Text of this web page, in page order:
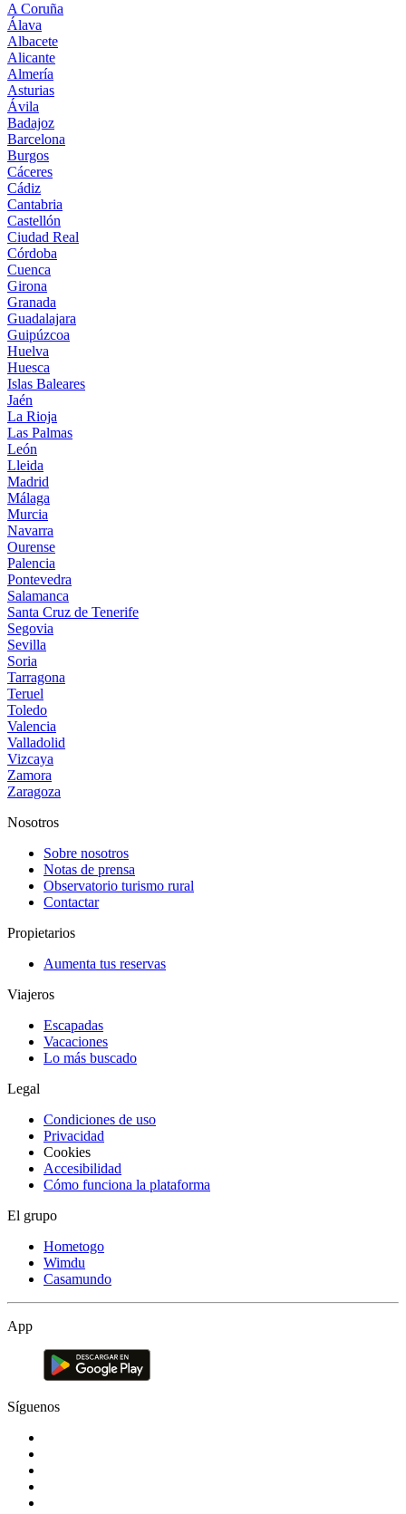
A Coruña
Álava
Albacete
Alicante
Almería
Asturias
Ávila
Badajoz
Barcelona
Burgos
Cáceres
Cádiz
Cantabria
Castellón
Ciudad Real
Córdoba
Cuenca
Girona
Granada
Guadalajara
Guipúzcoa
Huelva
Huesca
Islas Baleares
Jaén
La Rioja
Las Palmas
León
Lleida
Madrid
Málaga
Murcia
Navarra
Ourense
Palencia
Pontevedra
Salamanca
Santa Cruz de Tenerife
Segovia
Sevilla
Soria
Tarragona
Teruel
Toledo
Valencia
Valladolid
Vizcaya
Zamora
Zaragoza
Nosotros
Sobre nosotros
Notas de prensa
Observatorio turismo rural
Contactar
Propietarios
Aumenta tus reservas
Viajeros
Escapadas
Vacaciones
Lo más buscado
Legal
Condiciones de uso
Privacidad
Cookies
Accesibilidad
Cómo funciona la plataforma
El grupo
Hometogo
Wimdu
Casamundo
App
Síguenos